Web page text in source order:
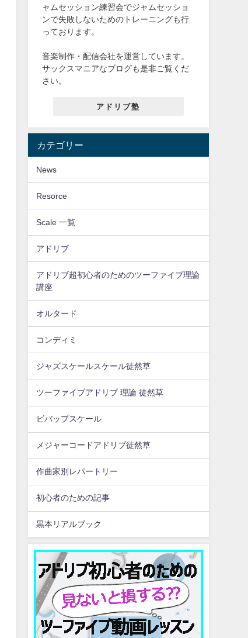
ャムセッション練習会でジャムセッショ
ンで失敗しないためのトレーニングも行
っております。
音楽制作・配信会社を運営しています。
サックスマニアなブログも是非ご覧くだ
さい。
アドリブ塾
カテゴリー
News
Resorce
Scale 一覧
アドリブ
アドリブ超初心者のためのツーファイブ理論
講座
オルタード
コンディミ
ジャズスケールスケール徒然草
ツーファイブアドリブ 理論 徒然草
ビバップスケール
メジャーコードアドリブ徒然草
作曲家別レパートリー
初心者のための記事
黒本リアルブック